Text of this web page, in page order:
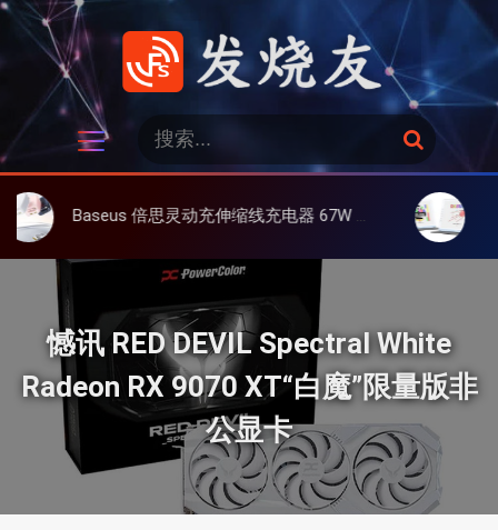
跳
发烧友
：
搜
索
Baseus 倍思灵动充伸缩线充电器 67W 3C，超耐用可伸缩线、氮化镓、3C多设备同时充 大上 Paperlike
憾讯 RED DEVIL Spectral White
Radeon RX 9070 XT“白魔”限量版非
公显卡